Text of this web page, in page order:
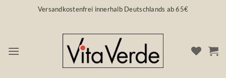
Versandkostenfrei innerhalb Deutschlands ab 65€